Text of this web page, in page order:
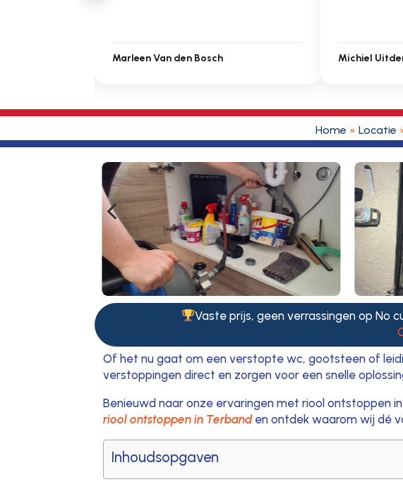
Marleen Van den Bosch Michiel
Home » Locatie
4
Vaste prijs, geen verrassingen op No
Of het nu gaat om een verstopte wc, gootsteen of
verstoppingen direct en zorgen voor een snelle
Benieuwd naar onze ervaringen met riool ontstoppen
riool ontstoppen in Terbanden ontdek waarom wij dé
Inhoudsopgaven